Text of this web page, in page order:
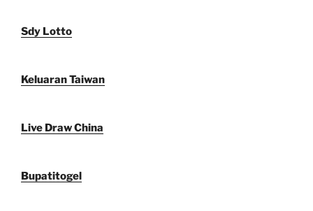
Sdy Lotto
Keluaran Taiwan
Live Draw China
Bupatitogel